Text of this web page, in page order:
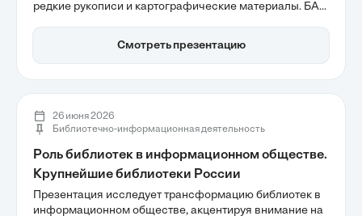
редкие рукописи и картографические материалы. БАН
научных исследованиях, адаптируясь к современным
цифровым требованиям и обеспечивая доступ к
Смотреть презентацию
26 июня 2026
Библиотечно-информационная деятельность
Роль библиотек в информационном обществе.
Крупнейшие библиотеки России
Презентация исследует трансформацию библиотек в
информационном обществе, акцентируя внимание на